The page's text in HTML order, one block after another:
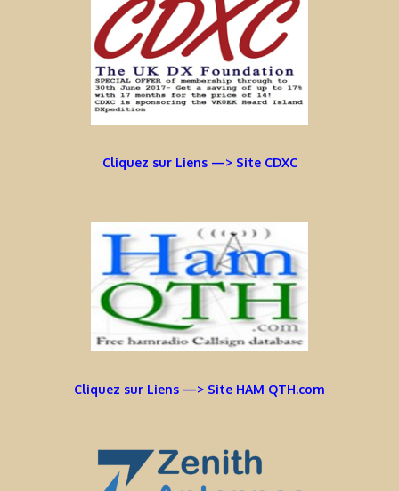
Cliquez sur Liens —> Site CDXC
Cliquez sur Liens —> Site HAM QTH.com